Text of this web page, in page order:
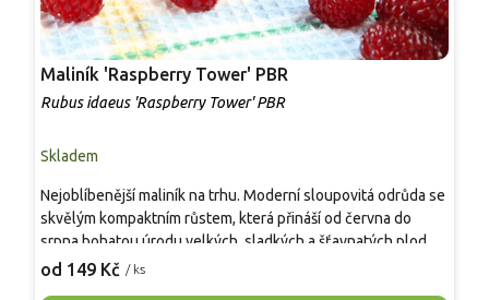
Maliník 'Raspberry Tower' PBR
Rubus idaeus 'Raspberry Tower' PBR
Skladem
od 149 Kč / ks
Nejoblíbenější maliník na trhu. Moderní sloupovitá odrůda se
skvělým kompaktním růstem, která přináší od června do
srpna bohatou úrodu velkých, sladkých a šťavnatých plodů.
Pevné vzpřímené výhony tvoří elegantní habitus bez